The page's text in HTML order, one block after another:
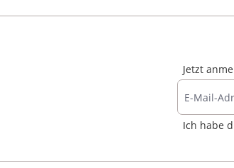
Jetzt
Ich habe